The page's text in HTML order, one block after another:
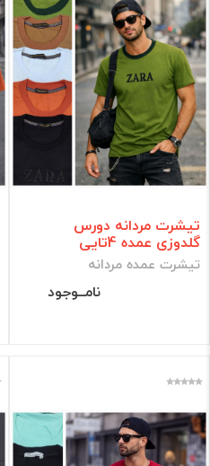
تیشرت مردانه دورس
گلدوزی عمده 4تایی
تیشرت عمده مردانه
نامــوجود